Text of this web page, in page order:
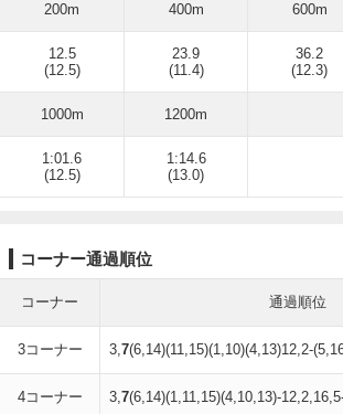
200m 400m 600m
12.5
(12.5)
23.9
(11.4)
36.2
(12.3)
1000m 1200m
1:01.6
(12.5)
1:14.6
(13.0)
コーナー通過順位
コーナー 通過順位
3コーナー 3,7(6,14)(11,15)(1,10)(4,13)12,2-
4コーナー 3,7(6,14)(1,11,15)(4,10,13)-